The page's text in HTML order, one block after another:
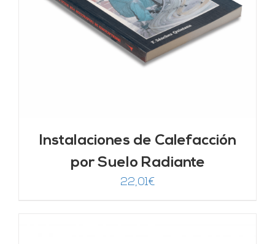
Instalaciones de Calefacción
por Suelo Radiante
22,01€